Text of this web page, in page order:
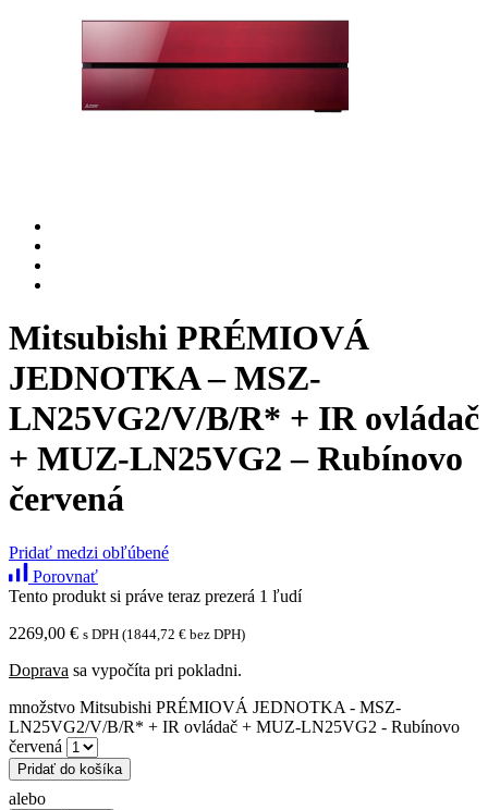
Mitsubishi PRÉMIOVÁ
JEDNOTKA – MSZ-
LN25VG2/V/B/R* + IR ovládač
+ MUZ-LN25VG2 – Rubínovo
červená
Pridať medzi obľúbené
Porovnať
Tento produkt si práve teraz prezerá 1 ľudí
2269,00 € s DPH (1844,72 € bez DPH)
Doprava sa vypočíta pri pokladni.
množstvo Mitsubishi PRÉMIOVÁ JEDNOTKA - MSZ-
LN25VG2/V/B/R* + IR ovládač + MUZ-LN25VG2 - Rubínovo
červená
Pridať do košíka
alebo